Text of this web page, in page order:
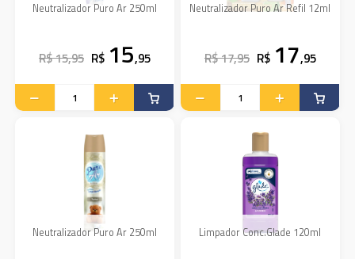
Neutralizador Puro Ar 250ml
R$ 15,95 R$ 15,95
Neutralizador Puro Ar Refil 12ml
R$ 17,95 R$ 17,95
Neutralizador Puro Ar 250ml Limpador Conc.Glade 120ml